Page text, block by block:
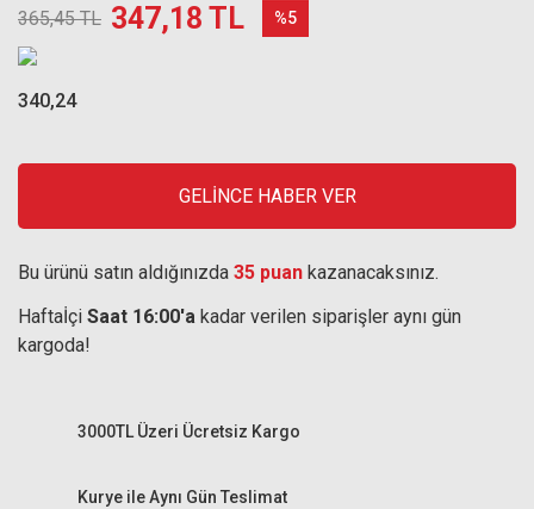
365,45 TL 347,18 TL %5
340,24
GELİNCE HABER VER
Bu ürünü satın aldığınızda 35 puan kazanacaksınız.
Haftaİçi Saat 16:00'a kadar verilen siparişler aynı gün
kargoda!
Kurye ile Aynı Gün Teslimat
3000TL Üzeri Ücretsiz Kargo